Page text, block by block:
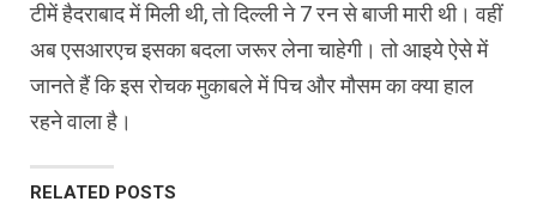
टीमें हैदराबाद में मिली थी, तो दिल्ली ने 7 रन से बाजी मारी थी। वहीं
अब एसआरएच इसका बदला जरूर लेना चाहेगी। तो आइये ऐसे में
जानते हैं कि इस रोचक मुकाबले में पिच और मौसम का क्या हाल
रहने वाला है।
RELATED POSTS